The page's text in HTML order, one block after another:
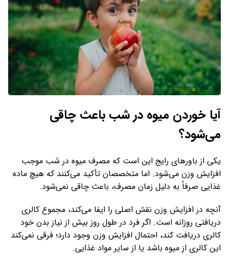
آیا خوردن میوه در شب باعث چاقی
می‌شود؟
یکی از باورهای رایج این است که مصرف میوه در شب موجب
افزایش وزن می‌شود. اما متخصصان تأکید می‌کنند که هیچ ماده
غذایی صرفاً به دلیل زمان مصرف، باعث چاقی نمی‌شود.
آنچه در افزایش وزن نقش اصلی را ایفا می‌کند، مجموع کالری
دریافتی روزانه است. اگر فرد در طول روز بیش از نیاز بدن خود
کالری دریافت کند، احتمال افزایش وزن وجود دارد؛ فرقی نمی‌کند
این کالری از میوه باشد یا از سایر مواد غذایی.